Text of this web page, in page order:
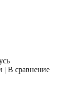
| В сравнение